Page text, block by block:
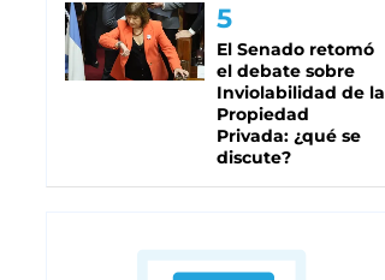
El Senado retomó
el debate sobre
Inviolabilidad de la
Propiedad
Privada: ¿qué se
discute?